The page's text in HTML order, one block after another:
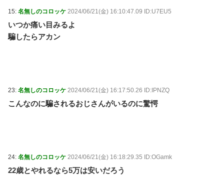
15: 名無しのコロッケ 2024/06/21(金) 16:10:47.09 ID:U7EU5
いつか痛い目みるよ
騙したらアカン
23: 名無しのコロッケ 2024/06/21(金) 16:17:50.26 ID:IPNZQ
こんなのに騙されるおじさんがいるのに驚愕
24: 名無しのコロッケ 2024/06/21(金) 16:18:29.35 ID:OGamk
22歳とやれるなら5万は安いだろう